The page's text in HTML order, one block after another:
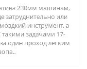
230мм машинам,
затруднительно или
инструмент, а
задачами 17-
один проход легким